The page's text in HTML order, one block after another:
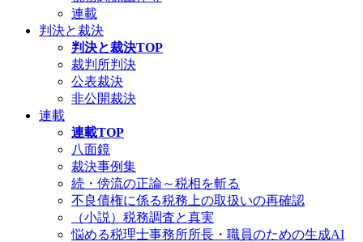
連載
判決と裁決
判決と裁決TOP
裁判所判決
公表裁決
非公開裁決
連載
連載TOP
八面鏡
裁決事例集
続・傍流の正論～税相を斬る
不良債権に係る税務上の取扱いの再確認
（小説）税務調査と真実
悩める税理士事務所所長・職員のための生成AI